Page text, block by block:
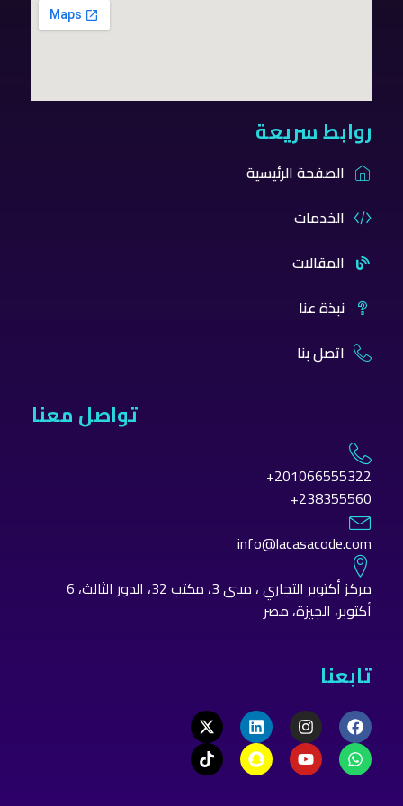
روابط سريعة
الصفحة الرئيسية
الخدمات
المقالات
نبذة عنا
اتصل بنا
تواصل معنا
201066555322+
238355560+
info@lacasacode.com
مركز أكتوبر التجاري ، مبنى 3، مكتب 32، الدور الثالث، 6
أكتوبر، الجيزة، مصر
تابعنا